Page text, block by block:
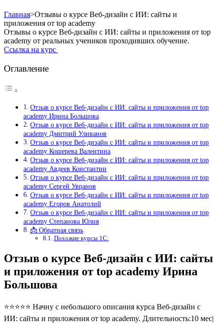
Главная>Отзывы о курсе Веб-дизайн с ИИ: сайты и
приложения от top academy
Отзывы о курсе Веб-дизайн с ИИ: сайты и приложения от top
academy от реальных учеников проходивших обучение.
Ссылка на курс
Оглавление
Отзыв о курсе Веб-дизайн с ИИ: сайты и приложения от top
academy Ирина Большова
Отзыв о курсе Веб-дизайн с ИИ: сайты и приложения от top
academy Дмитрий Уливанов
Отзыв о курсе Веб-дизайн с ИИ: сайты и приложения от top
academy Кошерева Валентина
Отзыв о курсе Веб-дизайн с ИИ: сайты и приложения от top
academy Авдеев Константин
Отзыв о курсе Веб-дизайн с ИИ: сайты и приложения от top
academy Сергей Увранов
Отзыв о курсе Веб-дизайн с ИИ: сайты и приложения от top
academy Егоров Анатолий
Отзыв о курсе Веб-дизайн с ИИ: сайты и приложения от top
academy Степанова Юлия
📩 Обратная связь
Похожие курсы 1С:
Отзыв о курсе Веб-дизайн с ИИ: сайты
и приложения от top academy Ирина
Большова
⭐⭐⭐⭐⭐ Начну с небольшого описания курса Веб-дизайн с
ИИ: сайты и приложения от top academy. Длительность:10 мес|